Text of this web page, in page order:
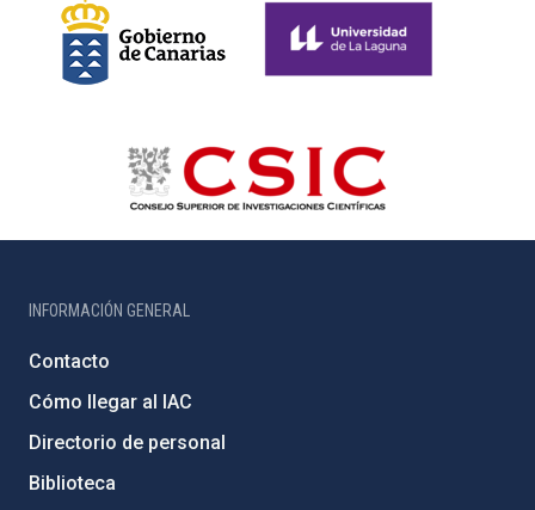
INFORMACIÓN GENERAL
Contacto
Cómo llegar al IAC
Directorio de personal
Biblioteca